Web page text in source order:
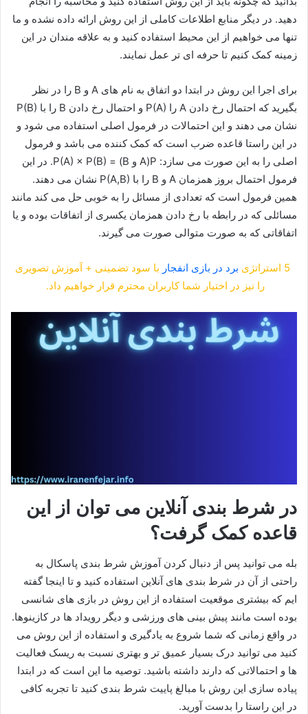
دهید. در دیگر منابع اطلاعات کاملی از این روش ارائه داده نشده و ما
تنها می خواهیم از این محیط استفاده کنید و به علاقه مندان در این
زمینه کمک کنیم تا حرفه ای تر عمل نمایند.
برای اجرا این روش در ابتدا دو اتفاق به نام های A و B را در نظر
بگیرید که احتمال رخ دادن A را P(A) و احتمال رخ دادن B را با P(B)
نشان می دهند و این احتمالات در فرمول اصلی استفاده می شود و
در این راستا قاعده ضرب است که کمک کننده می باشد و فرمول
اصلی را به این صورت می سازد: P(A و B) = P(A) × P(B). در این
فرمول احتمال بروز همزمان A و B را با P(A,B) نشان می دهند.
همین فرمول است که تعدادی از مسائل را به خوبی حل می کند مانند
مسائلی که در رابطه با رخ دادن همزمان یکسری از اتفاقات بوده و یا
اتفاقاتی که به صورت متوالی صورت می گیرند.
5 استراتژی برد در بازی انفجار با سود تضمینی + آموزش تصویری
را نیز در اختیار شما کاربران محترم قرار خواهیم داد.
در شرط بندی آنلاین می توان از این
قاعده کمک گرفت؟
بله می توانید پس از دنبال کردن آموزش شرط بندی پاسکال به
راحتی از آن در شرط بندی های آنلاین استفاده کنید و تا اینجا گفته
ایم که بیشتری موقعیت استفاده از این روش در بازی های شانسی
بوده است مانند پیش بینی های ورزشی و دیگر رویداد ها در کازینوها.
در واقع زمانی که شما شروع به یادگیری و استفاده از این روش می
کنید می توانید درک بسیار عمیق تر و بهتری نسبت به ریسک فعالیت
ها و احتمالاتی که دارند داشته باشید. توصیه ما این است که در ابتدا
پیاده سازی این روش با مبالغ پاییت شرط بندی کنید تا تجربه کافی
در این راستا را بدست آورید.